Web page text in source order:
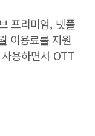
프리미엄, 넷플
이용료를 지원
용하면서 OTT